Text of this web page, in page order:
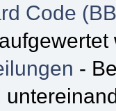
Code
-